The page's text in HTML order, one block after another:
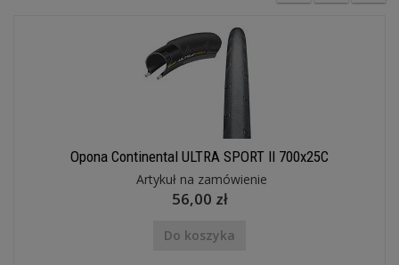
Opona Continental ULTRA SPORT II 700x25C
Artykuł na zamówienie
56,00 zł
Do koszyka